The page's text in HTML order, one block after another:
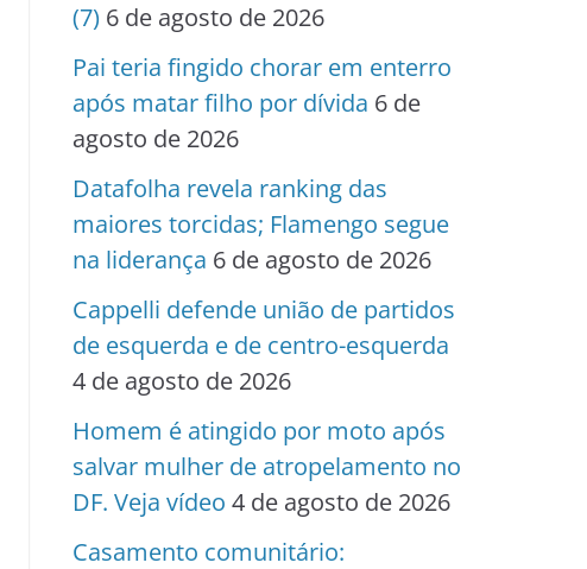
(7) 6 de agosto de 2026
Pai teria fingido chorar em enterro
após matar filho por dívida 6 de
agosto de 2026
Datafolha revela ranking das
maiores torcidas; Flamengo segue
na liderança 6 de agosto de 2026
Cappelli defende união de partidos
de esquerda e de centro-esquerda
4 de agosto de 2026
Homem é atingido por moto após
salvar mulher de atropelamento no
DF. Veja vídeo 4 de agosto de 2026
Casamento comunitário: